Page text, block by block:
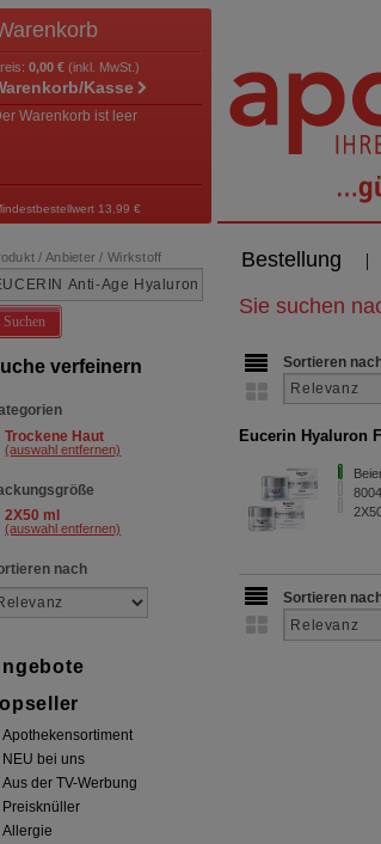
0,00 € (inkl. MwSt.)
Kasse
Warenkorb ist leer
13,99 €
Bestellung
/ Anbieter / Wirkstoff
Suchen
verfeinern
Trockene Haut
(auswahl entfernen)
2X50 ml
(auswahl entfernen)
nach
Apothekensortiment
NEU bei uns
Aus der TV-Werbung
Preisknüller
Allergie
Sie suchen
Sortieren
Eucerin Hyaluron
Sortieren